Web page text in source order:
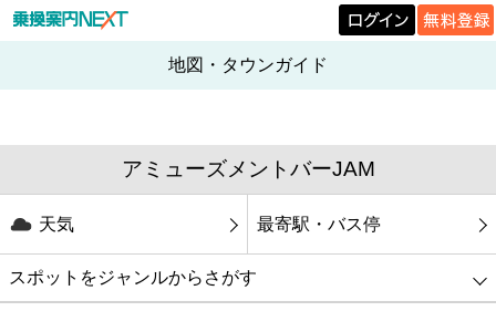
地図・タウンガイド
アミューズメントバーJAM
天気 最寄駅・バス停
スポットをジャンルからさがす